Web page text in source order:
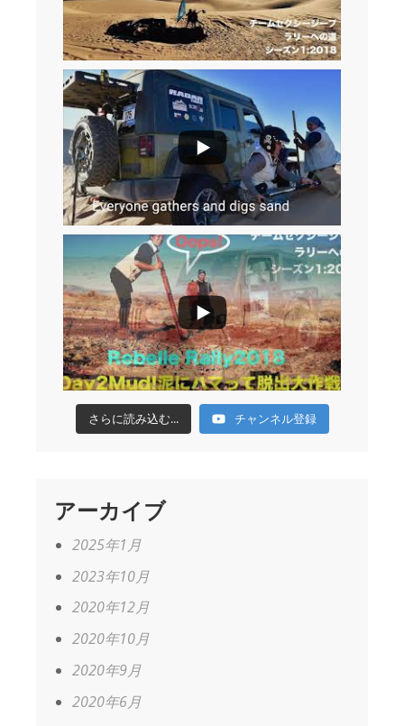
さらに読み込む... チャンネル登録
アーカイブ
2025年1月
2023年10月
2020年12月
2020年10月
2020年9月
2020年6月